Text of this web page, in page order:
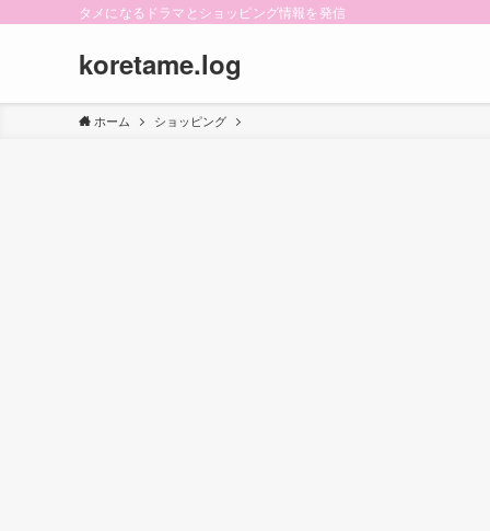
タメになるドラマとショッピング情報を発信
koretame.log
ホーム ショッピング